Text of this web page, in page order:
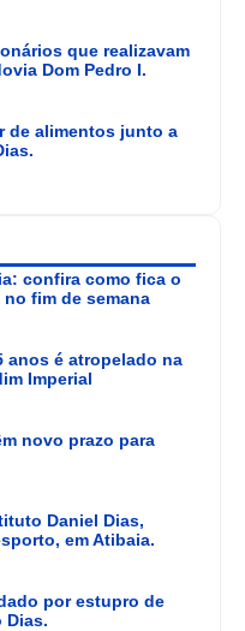
que realizavam
Dom Pedro I.
de alimentos junto a
confira como fica o
fim de semana
anos é atropelado na
Imperial
novo prazo para
Daniel Dias,
em Atibaia.
por estupro de
Dias.